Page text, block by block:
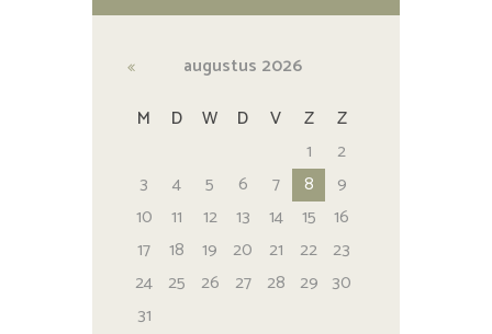
augustus 2026
M
D W D V Z
Z
1
2
3
4 5 6 7 8
9
10
11 12 13 14 15
16
17
18 19 20 21 22 23
24 25 26 27 28 29 30
31